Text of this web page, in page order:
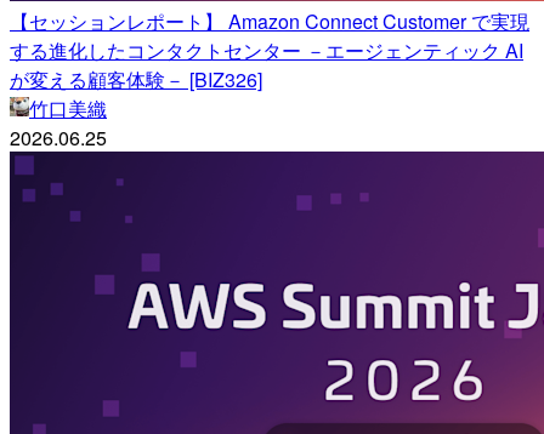
【セッションレポート】 Amazon Connect Customer で実現
する進化したコンタクトセンター －エージェンティック AI
が変える顧客体験－ [BIZ326]
竹口美織
2026.06.25